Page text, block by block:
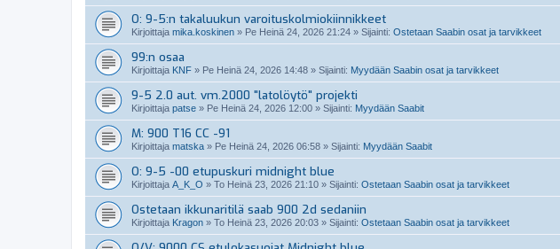
O: 9-5:n takaluukun varoituskolmiokiinnikkeet
Kirjoittaja mika.koskinen » Pe Heinä 24, 2026 21:24 » Sijainti: Ostetaan Saabin osat ja tarvikkeet
99:n osaa
Kirjoittaja KNF » Pe Heinä 24, 2026 14:48 » Sijainti: Myydään Saabin osat ja tarvikkeet
9-5 2.0 aut. vm.2000 "latolöytö" projekti
Kirjoittaja patse » Pe Heinä 24, 2026 12:00 » Sijainti: Myydään Saabit
M: 900 T16 CC -91
Kirjoittaja matska » Pe Heinä 24, 2026 06:58 » Sijainti: Myydään Saabit
O: 9-5 -00 etupuskuri midnight blue
Kirjoittaja A_K_O » To Heinä 23, 2026 21:10 » Sijainti: Ostetaan Saabin osat ja tarvikkeet
Ostetaan ikkunaritilä saab 900 2d sedaniin
Kirjoittaja Kragon » To Heinä 23, 2026 20:03 » Sijainti: Ostetaan Saabin osat ja tarvikkeet